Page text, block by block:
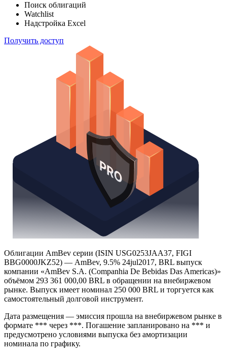
Поиск облигаций
Watchlist
Надстройка Excel
Получить доступ
Облигации AmBev серии (ISIN USG0253JAA37, FIGI
BBG0000JKZ52) — AmBev, 9.5% 24jul2017, BRL выпуск
компании «AmBev S.A. (Companhia De Bebidas Das Americas)»
объёмом 293 361 000,00 BRL в обращении на внебиржевом
рынке. Выпуск имеет номинал 250 000 BRL и торгуется как
самостоятельный долговой инструмент.
Дата размещения — эмиссия прошла на внебиржевом рынке в
формате *** через ***. Погашение запланировано на *** и
предусмотрено условиями выпуска без амортизации
номинала по графику.